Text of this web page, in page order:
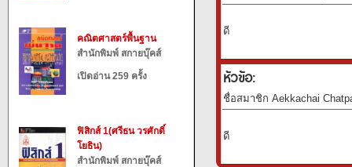
คณิตศาสตร์พื้นฐาน
สำนักพิมพ์ สกายบุ๊คส์
เปิดอ่าน 259 ครั้ง
ฟิสิกส์ 1(ศรีธน วรศักดิ์
โยธิน)
สำนักพิมพ์ สกายบุ๊คส์
ดี
หัวข้อ:
ชื่อสมาชิก Aekkachai
ดี